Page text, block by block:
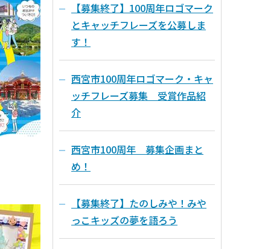
【募集終了】100周年ロゴマーク
とキャッチフレーズを公募しま
す！
西宮市100周年ロゴマーク・キャ
ッチフレーズ募集 受賞作品紹
介
西宮市100周年 募集企画まと
め！
【募集終了】たのしみや！みや
っこキッズの夢を語ろう